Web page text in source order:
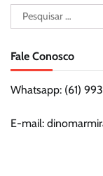
Pesquisar
por:
Fale Conosco
Whatsapp: (61)
E-mail: